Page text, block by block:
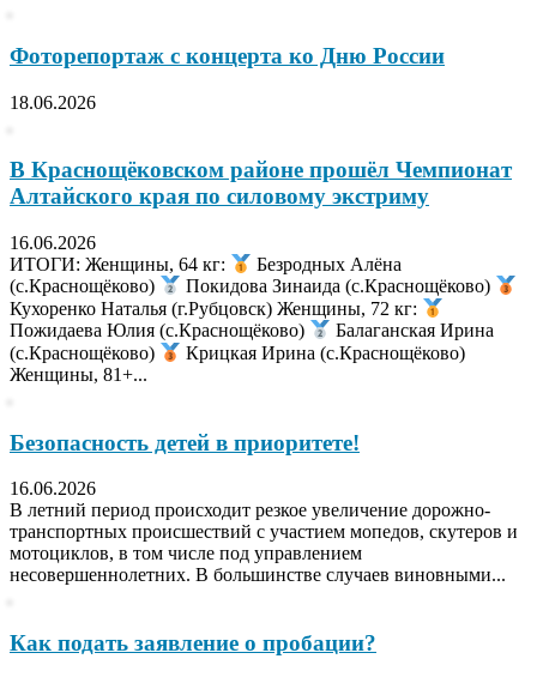
Фоторепортаж с концерта ко Дню России
18.06.2026
В Краснощёковском районе прошёл Чемпионат
Алтайского края по силовому экстриму
16.06.2026
ИТОГИ: Женщины, 64 кг:
Безродных Алёна
(с.Краснощёково)
Покидова Зинаида (с.Краснощёково)
Кухоренко Наталья (г.Рубцовск) Женщины, 72 кг:
Пожидаева Юлия (с.Краснощёково)
Балаганская Ирина
(с.Краснощёково)
Крицкая Ирина (с.Краснощёково)
Женщины, 81+...
Безопасность детей в приоритете!
16.06.2026
В летний период происходит резкое увеличение дорожно-
транспортных происшествий с участием мопедов, скутеров и
мотоциклов, в том числе под управлением
несовершеннолетних. В большинстве случаев виновными...
Как подать заявление о пробации?